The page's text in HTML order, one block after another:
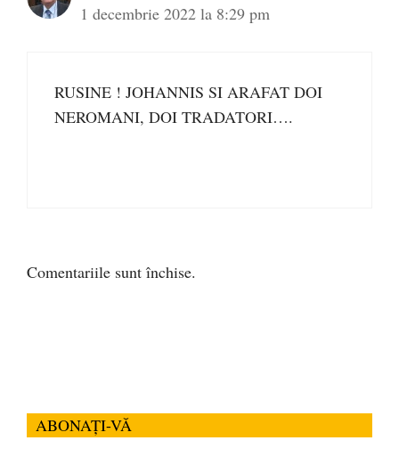
1 decembrie 2022 la 8:29 pm
RUSINE ! JOHANNIS SI ARAFAT DOI
NEROMANI, DOI TRADATORI….
Comentariile sunt închise.
ABONAȚI-VĂ